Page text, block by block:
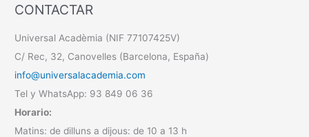
CONTACTAR
Universal Acadèmia (NIF 77107425V)
C/ Rec, 32, Canovelles (Barcelona, España)
info@universalacademia.com
Tel y WhatsApp: 93 849 06 36
Horario:
Matins: de dilluns a dijous: de 10 a 13 h